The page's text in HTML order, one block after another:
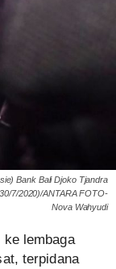
Bank Bali Djoko Tjandra
7/2020)/ANTARA FOTO-
Nova Wahyudi
ke lembaga
terpidana